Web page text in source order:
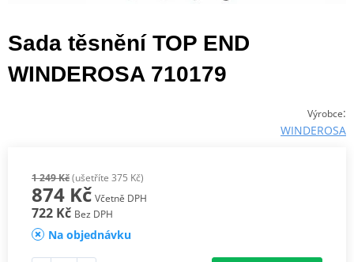
Sada těsnění TOP END
WINDEROSA 710179
Výrobce:
WINDEROSA
1 249 Kč(ušetříte 375 Kč)
874 Kč Včetně DPH
722 Kč Bez DPH
Na objednávku